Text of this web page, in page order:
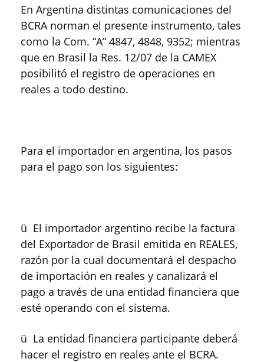
En Argentina distintas comunicaciones del
BCRA norman el presente instrumento, tales
como la Com. “A” 4847, 4848, 9352; mientras
que en Brasil la Res. 12/07 de la CAMEX
posibilitó el registro de operaciones en
reales a todo destino.
Para el importador en argentina, los pasos
para el pago son los siguientes:
ü El importador argentino recibe la factura
del Exportador de Brasil emitida en REALES,
razón por la cual documentará el despacho
de importación en reales y canalizará el
pago a través de una entidad financiera que
esté operando con el sistema.
ü La entidad financiera participante deberá
hacer el registro en reales ante el BCRA.